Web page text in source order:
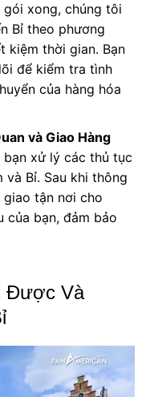
xong, chúng tôi
Bỉ theo phương
kiệm thời gian. Bạn
để kiểm tra tình
của hàng hóa
và Giao Hàng
bạn xử lý các thủ tục
và Bỉ. Sau khi thông
giao tận nơi cho
của bạn, đảm bảo
Được Và